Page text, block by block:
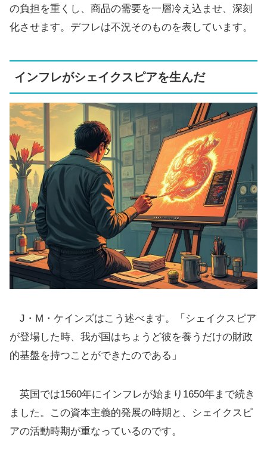
の負担を重くし、商品の需要を一層冷え込ませ、深刻
化させます。デフレは不況そのものを表しています。
インフレがシェイクスピアを生んだ
J・M・ケインズはこう述べます。「シェイクスピア
が登場した時、我が国はちょうど彼を養うだけの財政
的基盤を持つことができたのである」
英国では1560年にインフレが始まり1650年まで続き
ました。この資本主義的発展の時期と、シェイクスピ
アの活動時期が重なっているのです。